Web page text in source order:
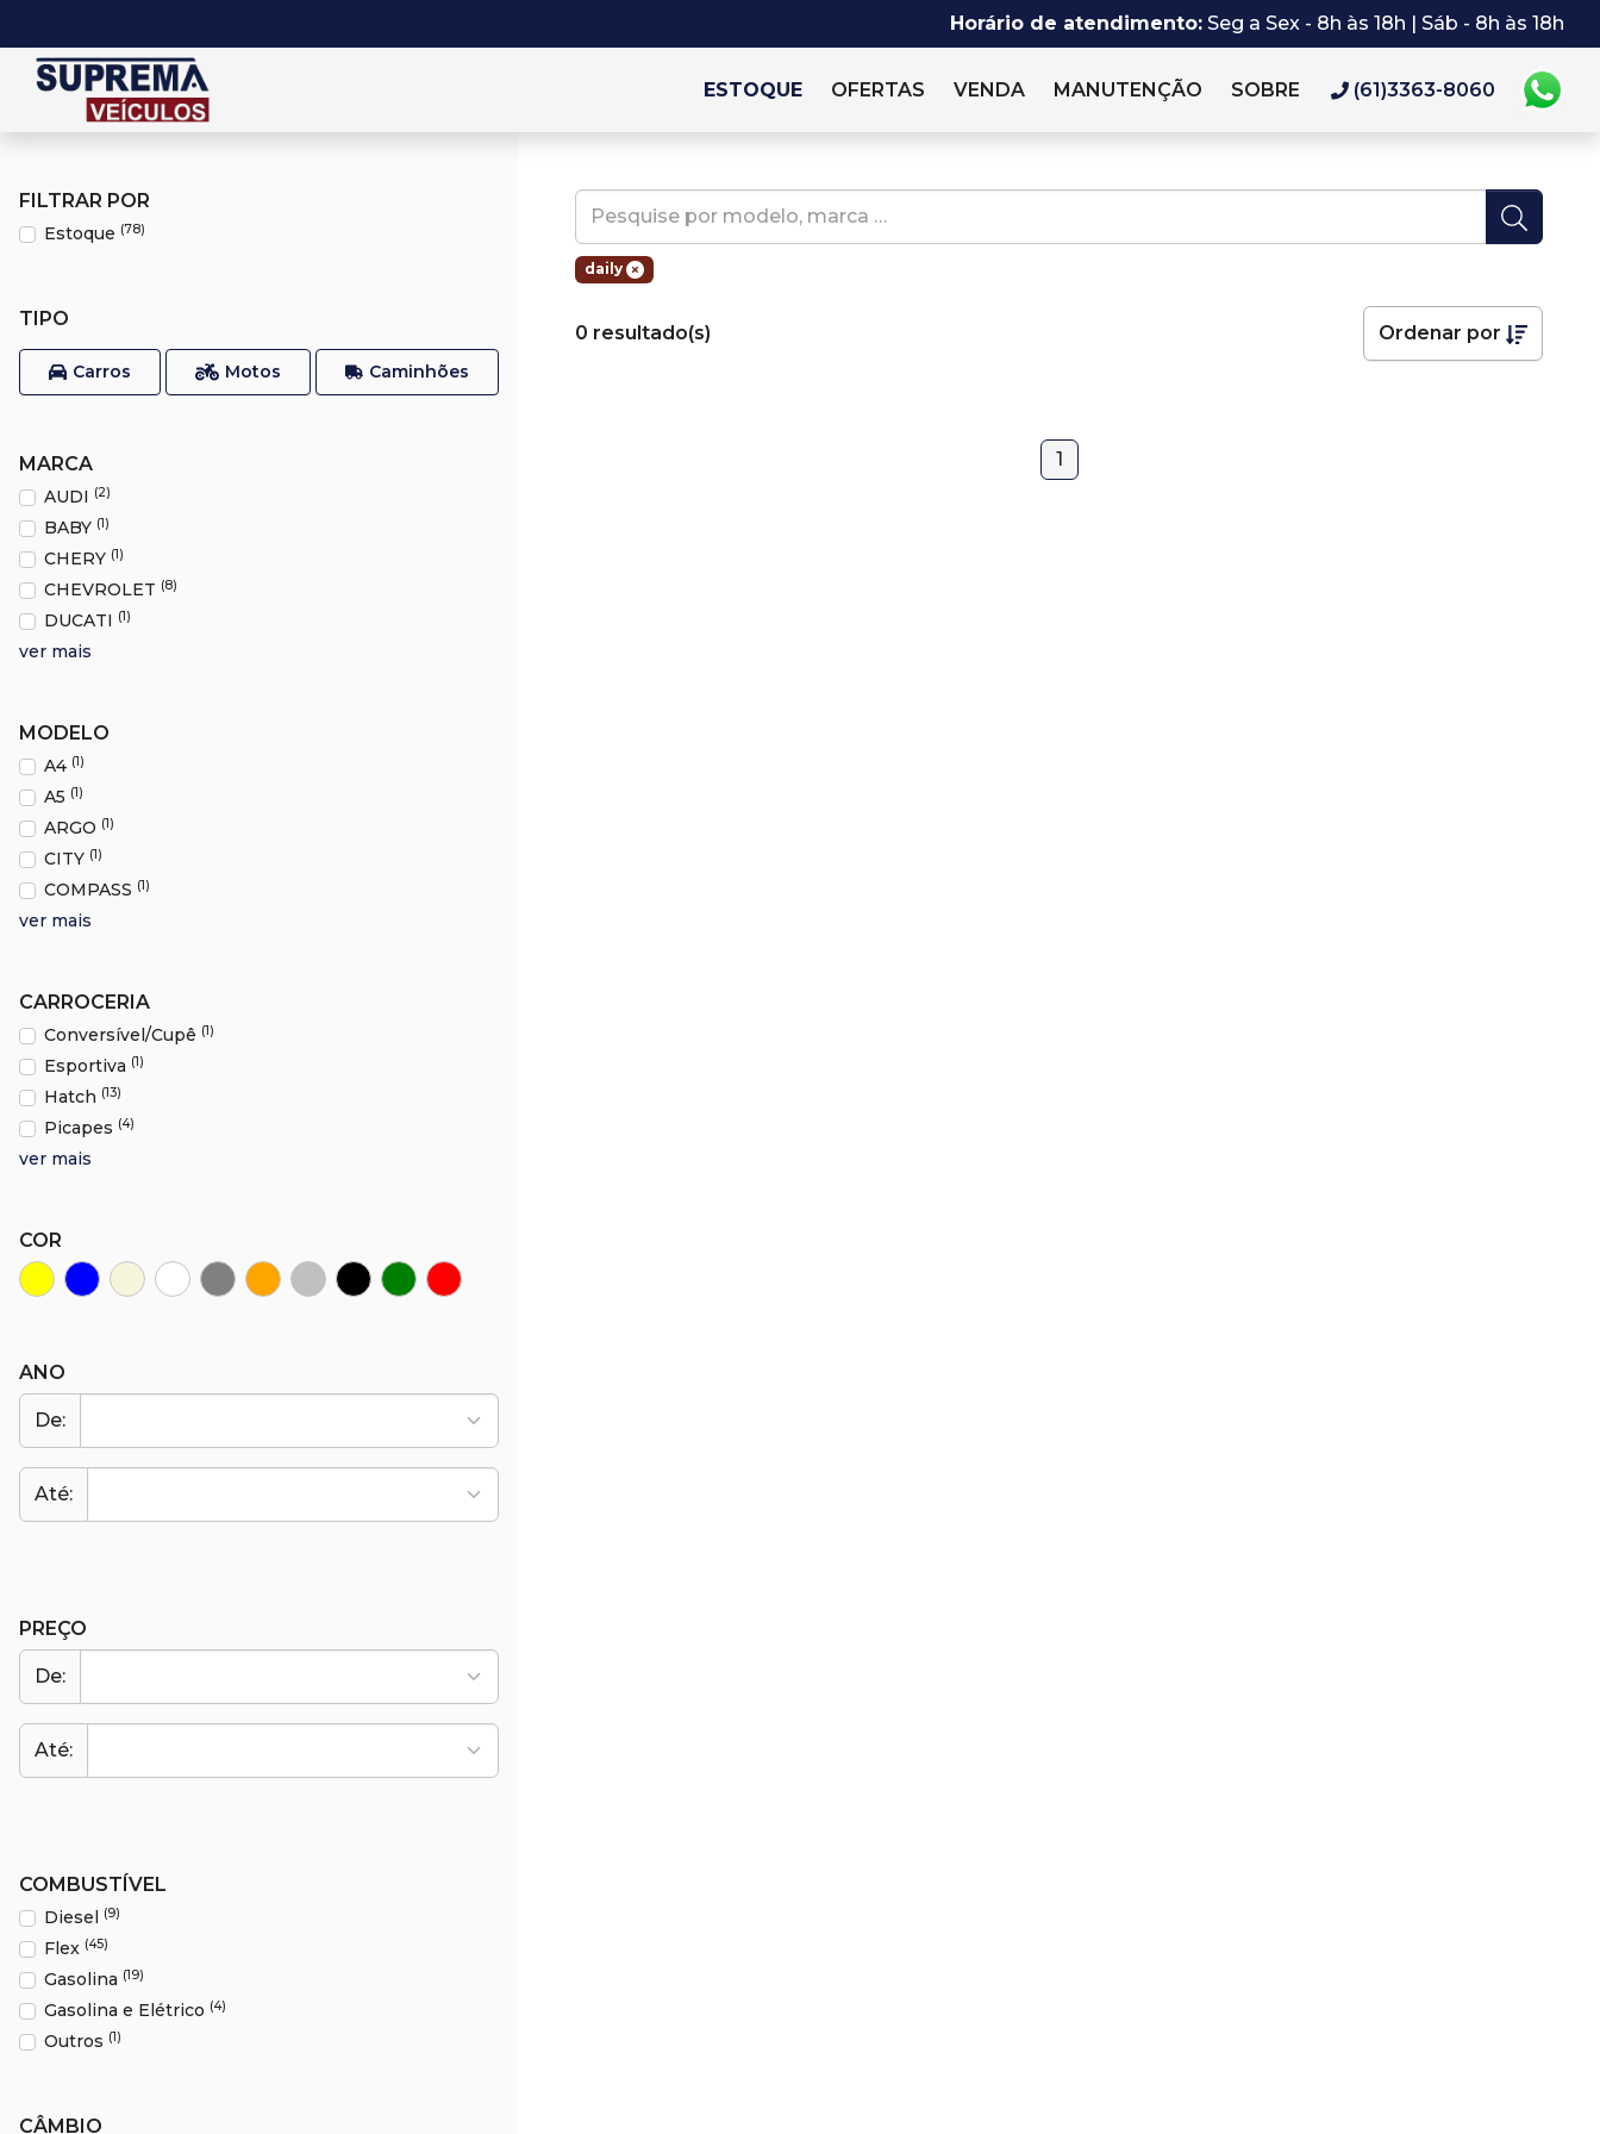
Horário de atendimento: Seg a Sex - 8h às 18h | Sáb - 8h às 18h
ESTOQUE OFERTAS VENDA MANUTENÇÃO SOBRE (61)3363-8060
FILTRAR POR
Estoque (78)
TIPO
Carros Motos Caminhões
MARCA
AUDI (2)
BABY (1)
CHERY (1)
CHEVROLET (8)
DUCATI (1)
ver mais
MODELO
A4 (1)
A5 (1)
ARGO (1)
CITY (1)
COMPASS (1)
ver mais
CARROCERIA
Conversível/Cupê (1)
Esportiva (1)
Hatch (13)
Picapes (4)
ver mais
COR
ANO
De:
Até:
PREÇO
De:
Até:
COMBUSTÍVEL
Diesel (9)
Flex (45)
Gasolina (19)
Gasolina e Elétrico (4)
Outros (1)
CÂMBIO
daily
0 resultado(s) Ordenar por
1